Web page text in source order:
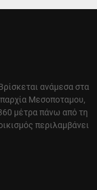
ανάμεσα στα
Μεσοποταμου,
μέτρα πάνω από τη
περιλαμβάνει